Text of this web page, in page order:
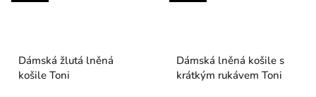
Dámská žlutá lněná
košile Toni
Dámská lněná košile s
krátkým rukávem Toni